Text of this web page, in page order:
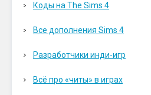
Коды на The Sims 4
Все дополнения Sims 4
Разработчики инди-игр
Всё про «читы» в играх